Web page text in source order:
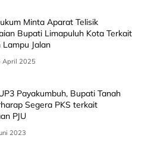
Minta Aparat Telisik
Bupati Limapuluh Kota Terkait
Jalan
April 2025
Payakumbuh, Bupati Tanah
Segera PKS terkait
PJU
2023